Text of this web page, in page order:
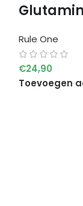
Rule One
€24,90
Toevoegen